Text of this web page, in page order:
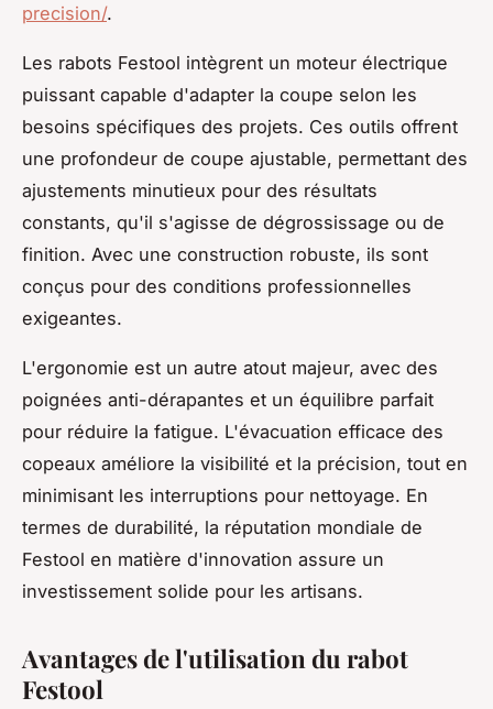
precision/.
Les rabots Festool intègrent un moteur électrique
puissant capable d'adapter la coupe selon les
besoins spécifiques des projets. Ces outils offrent
une profondeur de coupe ajustable, permettant des
ajustements minutieux pour des résultats
constants, qu'il s'agisse de dégrossissage ou de
finition. Avec une construction robuste, ils sont
conçus pour des conditions professionnelles
exigeantes.
L'ergonomie est un autre atout majeur, avec des
poignées anti-dérapantes et un équilibre parfait
pour réduire la fatigue. L'évacuation efficace des
copeaux améliore la visibilité et la précision, tout en
minimisant les interruptions pour nettoyage. En
termes de durabilité, la réputation mondiale de
Festool en matière d'innovation assure un
investissement solide pour les artisans.
Avantages de l'utilisation du rabot
Festool